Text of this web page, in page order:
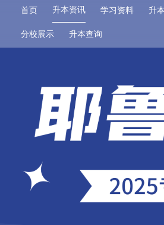
首页 升本资讯 学习资料 升
分校展示 升本查询